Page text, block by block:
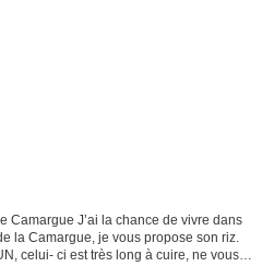
Camargue J’ai la chance de vivre dans
la Camargue, je vous propose son riz.
celui- ci est très long à cuire, ne vous